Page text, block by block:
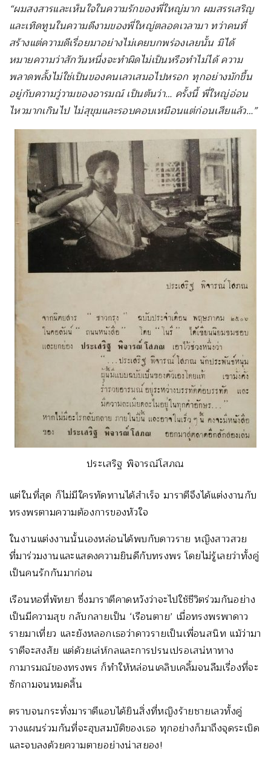
“ผมสงสารและเห็นใจในความรักของพี่ใหญ่มาก ผมสรรเสริญ
และเทิดทูนในความดีงามของพี่ใหญ่ตลอดเวลามา ทว่าคนที่
สร้างแต่ความดีเรื่อยมาอย่างไม่เคยบกพร่องเลยนั้น มิได้
หมายความว่าสักวันหนึ่งจะทำผิดไม่เป็นหรือทำไม่ได้ ความ
พลาดพลั้งไม่ใช่เป็นของคนเลวเสมอไปหรอก ทุกอย่างมักขึ้น
อยู่กับความวู่วามของอารมณ์เป็นต้นว่า… ครั้งนี้ พี่ใหญ่อ่อน
ไหวมากเกินไป ไม่สุขุมและรอบคอบเหมือนแต่ก่อนเสียแล้ว…”
ประเสริฐ พิจารณ์โสภณ
แต่ในที่สุด ก็ไม่มีใครทัดทานได้สำเร็จ มาราตีจึงได้แต่งงานกับ
ทรงพรตามความต้องการของหัวใจ
ในงานแต่งงานนั้นเองหล่อนได้พบกับดาวราย หญิงสาวสวย
ที่มาร่วมงานและแสดงความยินดีกับทรงพร โดยไม่รู้เลยว่าทั้งคู่
เป็นคนรักกันมาก่อน
เรือนหอที่พัทยา ซึ่งมาราตีคาดหวังว่าจะไปใช้ชีวิตร่วมกันอย่าง
เป็นมีความสุข กลับกลายเป็น ‘เรือนตาย’ เมื่อทรงพรพาดาว
รายมาเที่ยว และยังหลอกเธอว่าดาวรายเป็นเพื่อนสนิท แม้ว่ามา
ราตีจะสงสัย แต่ด้วยเล่ห์กลและการปรนเปรอเสน่หาทาง
กามารมณ์ของทรงพร ก็ทำให้หล่อนเคลิบเคลิ้มจนลืมเรื่องที่จะ
ซักถามจนหมดสิ้น
ตราบจนกระทั่งมาราตีแอบได้ยินสิ่งที่หญิงร้ายชายเลวทั้งคู่
วางแผนร่วมกันที่จะฮุบสมบัติของเธอ ทุกอย่างก็มาถึงจุดระเบิด
และจบลงด้วยความตายอย่างน่าสยอง!